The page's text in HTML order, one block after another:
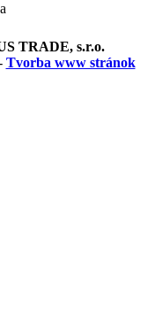
TRADE, s.r.o.
Tvorba www stránok